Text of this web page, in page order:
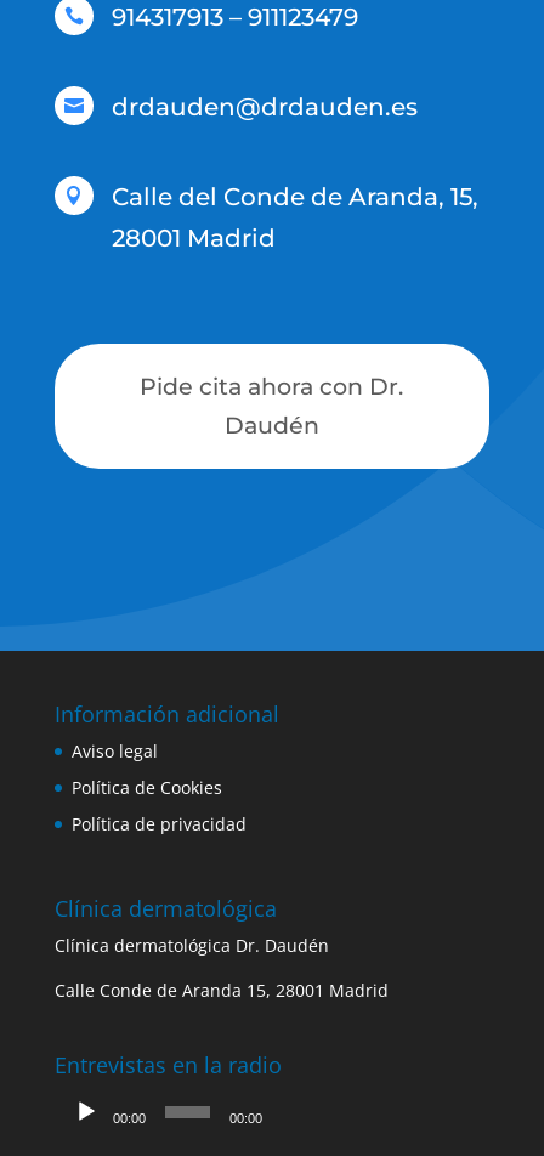
 914317913 – 911123479
 drdauden@drdauden.es

Calle del Conde de Aranda, 15,
28001 Madrid
Pide cita ahora con Dr.
Daudén
Información adicional
Aviso legal
Política de Cookies
Política de privacidad
Clínica dermatológica
Clínica dermatológica Dr. Daudén
Calle Conde de Aranda 15, 28001 Madrid
Entrevistas en la radio
Reproductor
00:00 00:00